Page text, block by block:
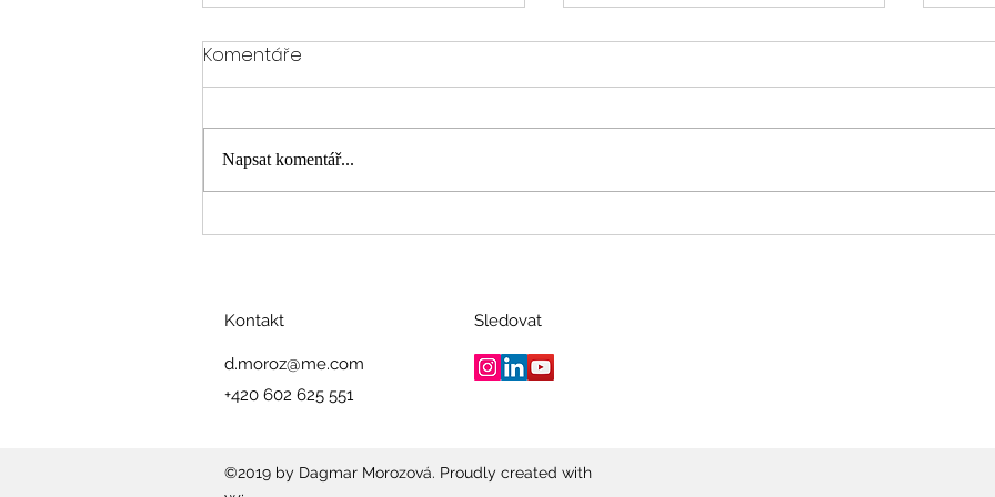
INTELEKTUÁL JE JEN
JSI INTELEKTUÁL NEBO
Komentáře
Napsat komentář...
Kontakt
d.moroz@me.com
+420 602 625 551
Sledovat
©2019 by Dagmar Morozová. Proudly created with